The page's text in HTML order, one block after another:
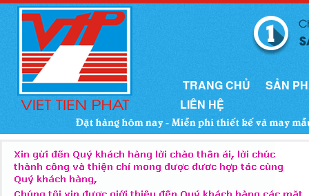
TRANG CHỦ
SẢN
LIÊN HỆ